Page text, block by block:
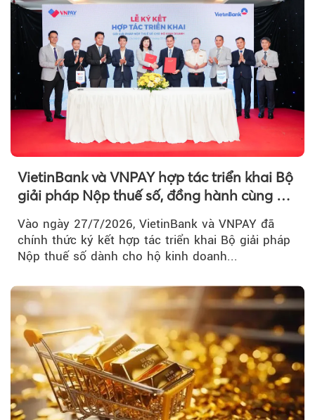
VietinBank và VNPAY hợp tác triển khai Bộ
giải pháp Nộp thuế số, đồng hành cùng hộ
Vào ngày 27/7/2026, VietinBank và VNPAY đã
chính thức ký kết hợp tác triển khai Bộ giải pháp
Nộp thuế số dành cho hộ kinh doanh...